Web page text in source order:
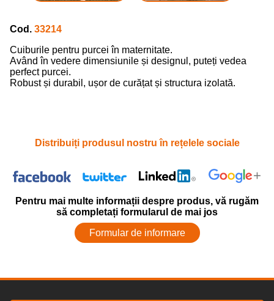
Cod. 33214
Cuiburile pentru purcei în maternitate.
Având în vedere dimensiunile și designul, puteți vedea
perfect purcei.
Robust și durabil, ușor de curățat și structura izolată.
Distribuiți produsul nostru în rețelele sociale
Pentru mai multe informații despre produs, vă rugăm
să completați formularul de mai jos
Formular de informare